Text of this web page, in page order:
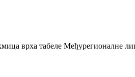
врха табеле